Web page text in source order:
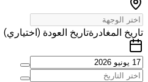
تاريخ المغادرةتاريخ العودة (اختياري)